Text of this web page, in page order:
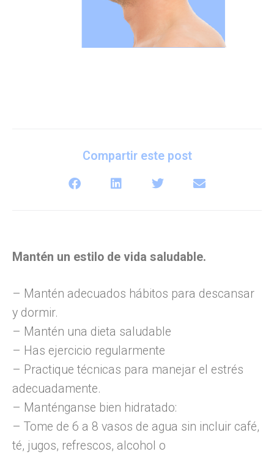
Compartir este post
Mantén un estilo de vida saludable.
– Mantén adecuados hábitos para descansar
y dormir.
– Mantén una dieta saludable
– Has ejercicio regularmente
– Practique técnicas para manejar el estrés
adecuadamente.
– Manténganse bien hidratado:
– Tome de 6 a 8 vasos de agua sin incluir café,
té, jugos, refrescos, alcohol o